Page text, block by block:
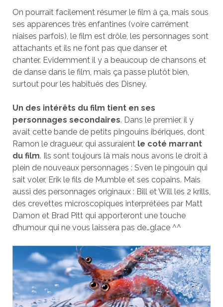
On pourrait facilement résumer le film à ça, mais sous
ses apparences très enfantines (voire carrément
niaises parfois), le film est drôle, les personnages sont
attachants et ils ne font pas que danser et
chanter. Evidemment il y a beaucoup de chansons et
de danse dans le film, mais ça passe plutôt bien,
surtout pour les habitués des Disney.
Un des intérêts du film tient en ses
personnages secondaires. Dans le premier, il y
avait cette bande de petits pingouins ibériques, dont
Ramon le dragueur, qui assuraientle coté marrant
du film. Ils sont toujours là mais nous avons le droit à
plein de nouveaux personnages : Sven le pingouin qui
sait voler, Erik le fils de Mumble et ses copains. Mais
aussi des personnages originaux : Bill et Will les 2 krills,
des crevettes microscopiques interprétées par Matt
Damon et Brad Pitt qui apporteront une touche
d’humour qui ne vous laissera pas de…glace ^^